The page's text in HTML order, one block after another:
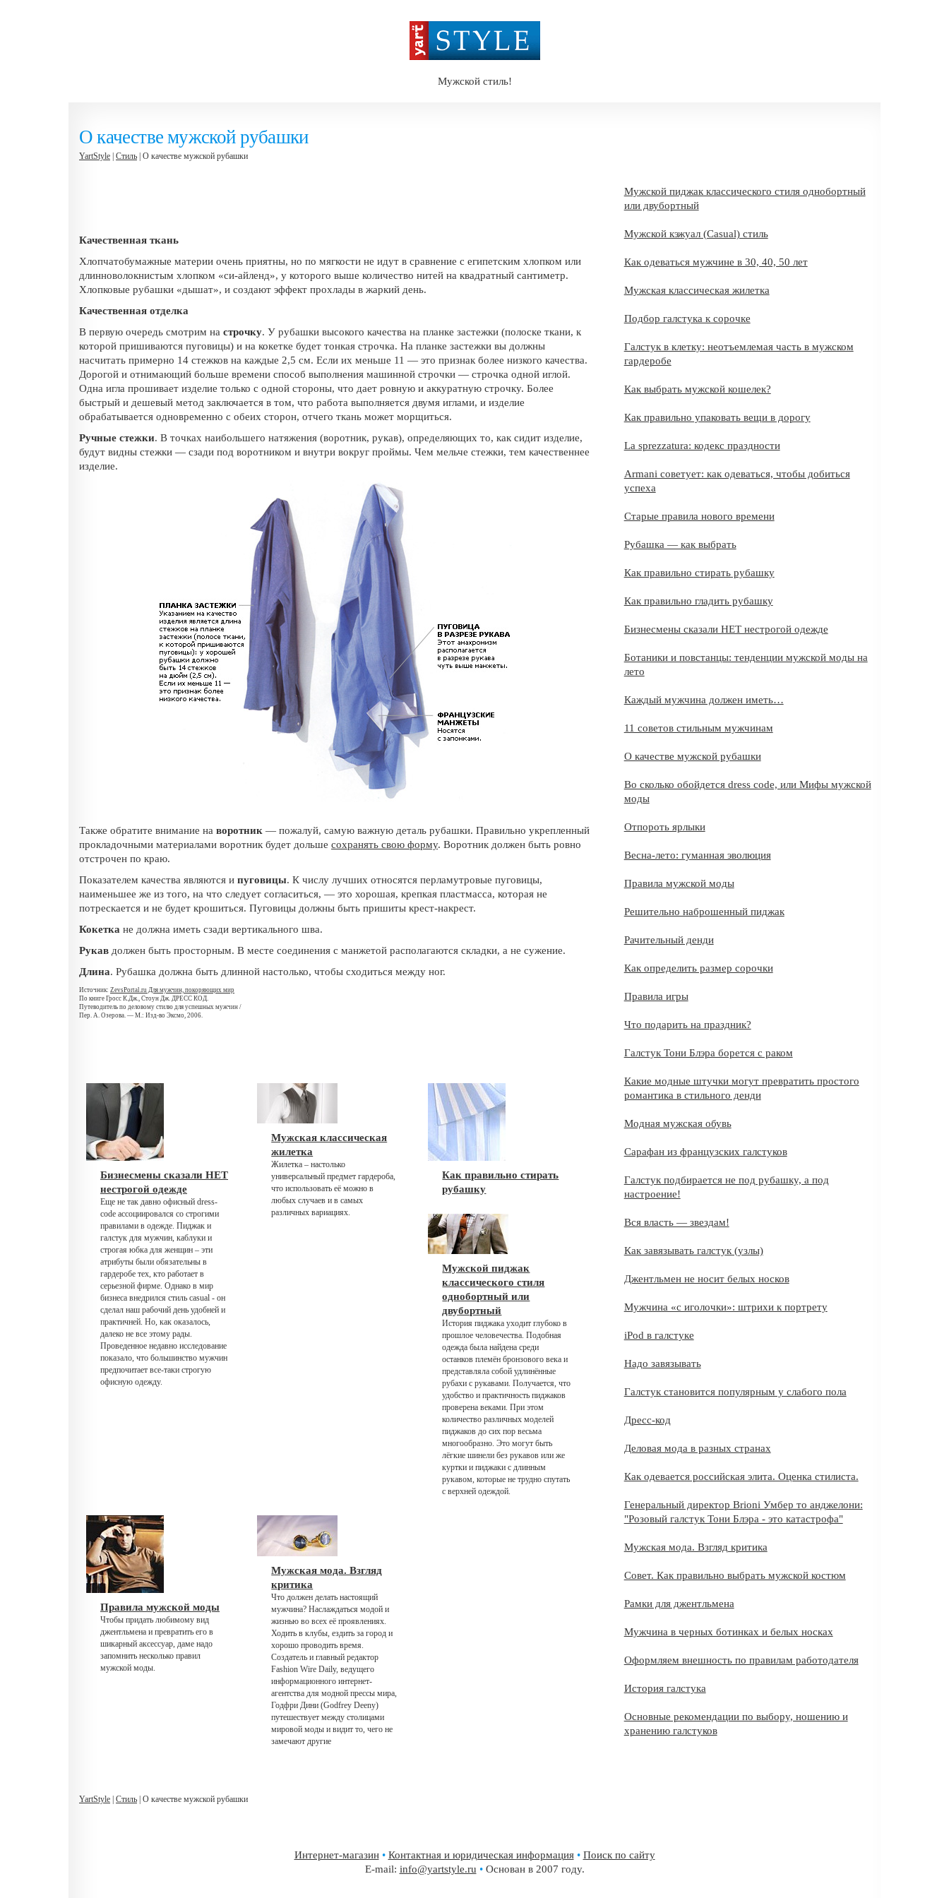
Мужской стиль!
О качестве мужской рубашки
YartStyle Стиль | О качестве мужской рубашки
Качественная ткань
Хлопчатобумажные материи очень приятны, но по мягкости не идут в сравнение с египетским хлопком или
длинноволокнистым хлопком «си-айленд», у которого выше количество нитей на квадратный сантиметр.
Хлопковые рубашки «дышат», и создают эффект прохлады в жаркий день.
Качественная отделка
В первую очередь смотрим на строчку. У рубашки высокого качества на планке застежки (полоске ткани, к
которой пришиваются пуговицы) и на кокетке будет тонкая строчка. На планке застежки вы должны
насчитать примерно 14 стежков на каждые 2,5 см. Если их меньше 11 — это признак более низкого качества.
Дорогой и отнимающий больше времени способ выполнения машинной строчки — строчка одной иглой.
Одна игла прошивает изделие только с одной стороны, что дает ровную и аккуратную строчку. Более
быстрый и дешевый метод заключается в том, что работа выполняется двумя иглами, и изделие
обрабатывается одновременно с обеих сторон, отчего ткань может морщиться.
Ручные стежки. В точках наибольшего натяжения (воротник, рукав), определяющих то, как сидит изделие,
будут видны стежки — сзади под воротником и внутри вокруг проймы. Чем мельче стежки, тем качественнее
изделие.
Также обратите внимание на воротник — пожалуй, самую важную деталь рубашки. Правильно укрепленный
прокладочными материалами воротник будет дольше сохранять свою форму. Воротник должен быть ровно
отстрочен по краю.
Показателем качества являются и пуговицы. К числу лучших относятся перламутровые пуговицы,
наименьшее же из того, на что следует согласиться, — это хорошая, крепкая пластмасса, которая не
потрескается и не будет крошиться. Пуговицы должны быть пришиты крест-накрест.
Кокетка не должна иметь сзади вертикального шва.
Рукав должен быть просторным. В месте соединения с манжетой располагаются складки, а не сужение.
Длина. Рубашка должна быть длинной настолько, чтобы сходиться между ног.
Источник: ZevsPortal.ru Для мужчин, покоряющих мир
По книге Гросс К.Дж., Стоун Дж. ДРЕСС КОД.
Путеводитель по деловому стилю для успешных мужчин /
Пер. А. Озерова. — M.: Изд-во Эксмо, 2006.
Бизнесмены сказали НЕТ
нестрогой одежде
Еще не так давно офисный dress-
code ассоциировался со строгими
правилами в одежде. Пиджак и
галстук для мужчин, каблуки и
строгая юбка для женщин – эти
атрибуты были обязательны в
гардеробе тех, кто работает в
серьезной фирме. Однако в мир
бизнеса внедрился стиль casual - он
сделал наш рабочий день удобней и
практичней. Но, как оказалось,
далеко не все этому рады.
Проведенное недавно исследование
показало, что большинство мужчин
предпочитает все-таки строгую
офисную одежду.
Мужская классическая
жилетка
Жилетка – настолько
универсальный предмет гардероба,
что использовать её можно в
любых случаев и в самых
различных вариациях.
Как правильно стирать
рубашку
Мужской пиджак
классического стиля
однобортный или
двубортный
История пиджака уходит глубоко в
прошлое человечества. Подобная
одежда была найдена среди
останков племён бронзового века и
представляла собой удлинённые
рубахи с рукавами. Получается, что
удобство и практичность пиджаков
проверена веками. При этом
количество различных моделей
пиджаков до сих пор весьма
многообразно. Это могут быть
лёгкие шинели без рукавов или же
куртки и пиджаки с длинным
рукавом, которые не трудно спутать
с верхней одеждой.
Правила мужской моды
Чтобы придать любимому вид
джентльмена и превратить его в
шикарный аксессуар, даме надо
запомнить несколько правил
мужской моды.
Мужская мода. Взгляд
критика
Что должен делать настоящий
мужчина? Наслаждаться модой и
жизнью во всех её проявлениях.
Ходить в клубы, ездить за город и
хорошо проводить время.
Создатель и главный редактор
Fashion Wire Daily, ведущего
информационного интернет-
агентства для модной прессы мира,
Годфри Дини (Godfrey Deeny)
путешествует между столицами
мировой моды и видит то, чего не
замечают другие
YartStyle Стиль | О качестве мужской рубашки
Мужской пиджак классического стиля однобортный
или двубортный
Мужской кэжуал (Casual) стиль
Как одеваться мужчине в 30, 40, 50 лет
Мужская классическая жилетка
Подбор галстука к сорочке
Галстук в клетку: неотъемлемая часть в мужском
гардеробе
Как выбрать мужской кошелек?
Как правильно упаковать вещи в дорогу
La sprezzatura: кодекс праздности
Armani советует: как одеваться, чтобы добиться
успеха
Старые правила нового времени
Рубашка — как выбрать
Как правильно стирать рубашку
Как правильно гладить рубашку
Бизнесмены сказали НЕТ нестрогой одежде
Ботаники и повстанцы: тенденции мужской моды на
лето
Каждый мужчина должен иметь…
11 советов стильным мужчинам
О качестве мужской рубашки
Во сколько обойдется dress code, или Мифы мужской
моды
Отпороть ярлыки
Весна-лето: гуманная эволюция
Правила мужской моды
Решительно наброшенный пиджак
Рачительный денди
Как определить размер сорочки
Правила игры
Что подарить на праздник?
Галстук Тони Блэра борется с раком
Какие модные штучки могут превратить простого
романтика в стильного денди
Модная мужская обувь
Сарафан из французских галстуков
Галстук подбирается не под рубашку, а под
настроение!
Вся власть — звездам!
Как завязывать галстук (узлы)
Джентльмен не носит белых носков
Мужчина «с иголочки»: штрихи к портрету
iPod в галстуке
Надо завязывать
Галстук становится популярным у слабого пола
Дресс-код
Деловая мода в разных странах
Как одевается российская элита. Оценка стилиста.
Генеральный директор Brioni Умбер то анджелони:
"Розовый галстук Тони Блэра - это катастрофа"
Мужская мода. Взгляд критика
Совет. Как правильно выбрать мужской костюм
Рамки для джентльмена
Мужчина в черных ботинках и белых носках
Оформляем внешность по правилам работодателя
История галстука
Основные рекомендации по выбору, ношению и
хранению галстуков
Интернет-магазин • Контактная и юридическая информация • Поиск по сайту
E-mail: info@yartstyle.ru •Основан в 2007 году.